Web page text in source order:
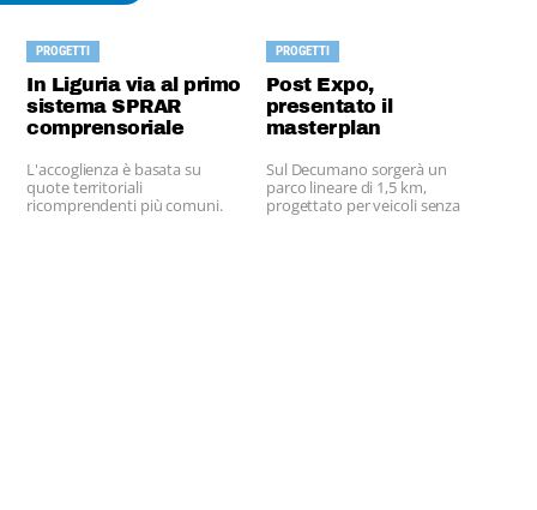
PROGETTI
In Liguria via al primo
sistema SPRAR
comprensoriale
L'accoglienza è basata su
quote territoriali
ricomprendenti più comuni.
PROGETTI
Post Expo,
presentato il
masterplan
Sul Decumano sorgerà un
parco lineare di 1,5 km,
progettato per veicoli senza